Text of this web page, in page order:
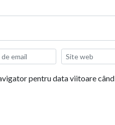
pentru data viitoare când